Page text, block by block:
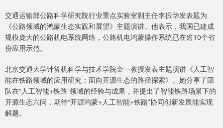
交通运输部公路科学研究院行业重点实验室副主任李振华发表题为
《公路领域的鸿蒙生态实践和展望》主题演讲。他表示，我国已建成
规模庞大的公路机电系统网络，公路机电鸿蒙操作系统已在逾10个省
份应用示范。
北京交通大学计算机科学与技术学院金一教授发表主题演讲《人工智
能在铁路领域的应用研究：面向开源生态的路径探索》。她分享了团
队在“人工智能+铁路”领域的经验与成果，并提出了智能铁路场景下的
开源生态六问，期待“开源鸿蒙+人工智能+铁路”协同创新发展能实现
解题。